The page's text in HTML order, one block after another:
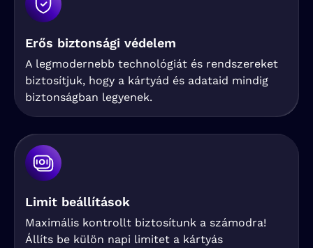
Erős biztonsági védelem
A legmodernebb technológiát és rendszereket
biztosítjuk, hogy a kártyád és adataid mindig
biztonságban legyenek.
Limit beállítások
Maximális kontrollt biztosítunk a számodra!
Állíts be külön napi limitet a kártyás